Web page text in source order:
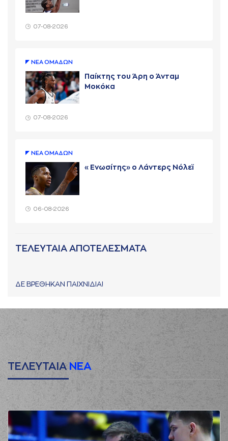
07-08-2026
ΝΕA ΟΜAΔΩΝ
Παίκτης του Άρη ο Άνταμ
Μοκόκα
07-08-2026
ΝΕA ΟΜAΔΩΝ
«Ενωσίτης» ο Λάντερς Νόλεϊ
06-08-2026
ΤΕΛΕΥΤΑΙΑ ΑΠΟΤΕΛΕΣΜΑΤΑ
ΔΕ ΒΡΕΘΗΚΑΝ ΠΑΙΧΝΙΔΙΑ!
ΤΕΛΕΥΤΑΙΑ ΝΕΑ